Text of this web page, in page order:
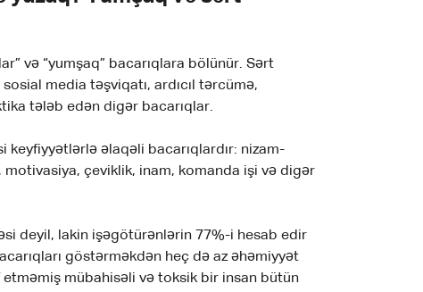
və “yumşaq” bacarıqlara bölünür. Sərt
media təşviqatı, ardıcıl tərcümə,
tələb edən digər bacarıqlar.
keyfiyyətlərlə əlaqəli bacarıqlardır: nizam-
çeviklik, inam, komanda işi və digər
deyil, lakin işəgötürənlərin 77%-i hesab edir
göstərməkdən heç də az əhəmiyyət
mübahisəli və toksik bir insan bütün